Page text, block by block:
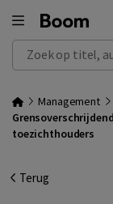
Zoek op titel,
Management
toezichthouders
Terug